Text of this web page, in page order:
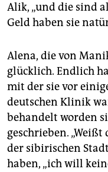
Alik, „und die sind
Geld haben sie
Alena, die von
glücklich. Endlich
mit der sie vor
deutschen Klinik
behandelt worden
geschrieben.
der sibirischen
haben, „ich will